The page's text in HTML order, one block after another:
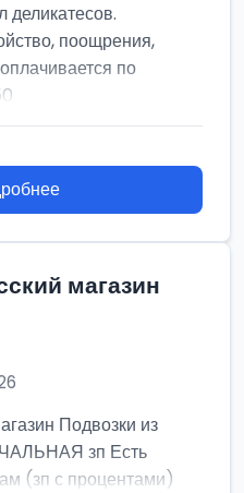
деликатесов.
поощрения,
по
магазин
Подвозки из
зп Есть
(зп с процентами)